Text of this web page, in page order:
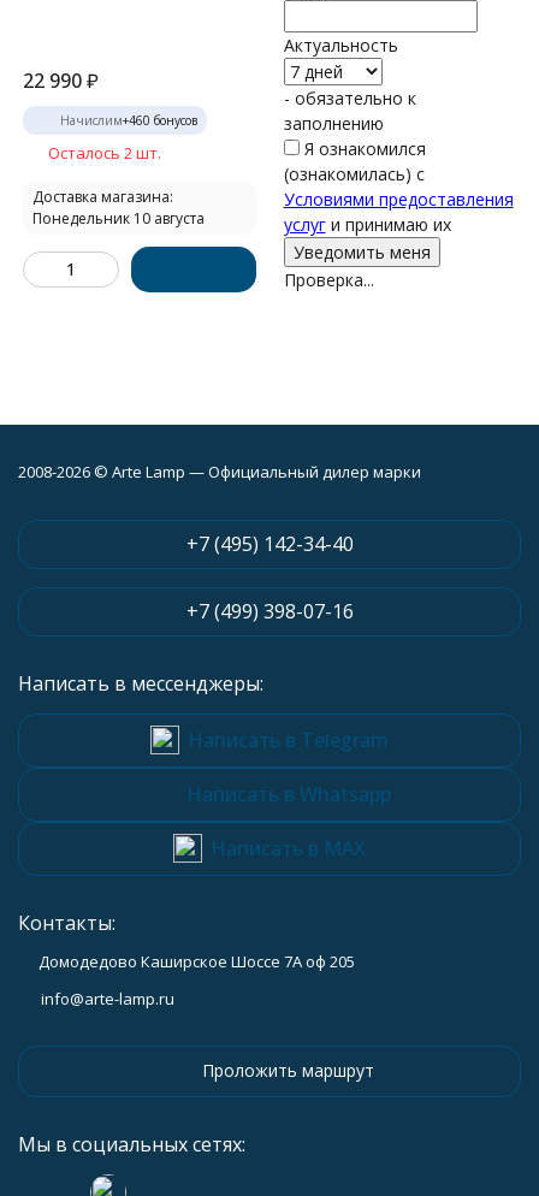
22 990₽
Начислим+460 бонусов
Осталось 2 шт.
Доставка магазина:
Понедельник 10 августа
Актуальность
- обязательно к
заполнению
Я ознакомился
(ознакомилась) с
Условиями предоставления
услуги принимаю их
Проверка...
2008-2026 © Arte Lamp — Официальный дилер марки
+7 (495) 142-34-40
+7 (499) 398-07-16
Написать в мессенджеры:
Написать в Telegram
Написать в Whatsapp
Написать в MAX
Контакты:
Домодедово Каширское Шоссе 7А оф 205
info@arte-lamp.ru
Проложить маршрут
Мы в социальных сетях: